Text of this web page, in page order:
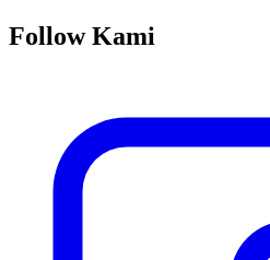
Follow Kami